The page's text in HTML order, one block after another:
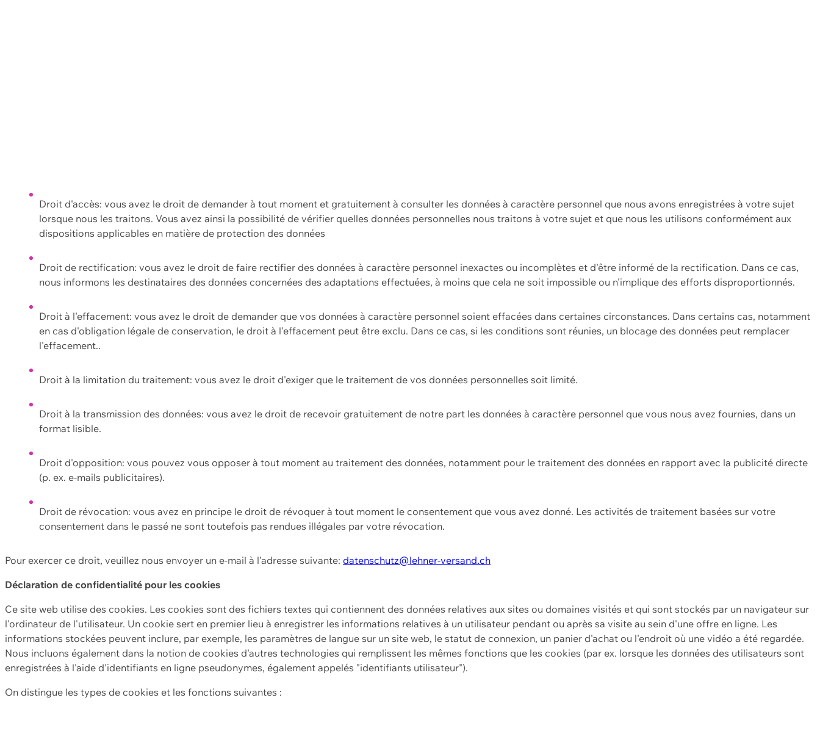
Droit d'accès: vous avez le droit de demander à tout moment et gratuitement à consulter les données à caractère personnel que nous avons enregistrées à votre sujet
lorsque nous les traitons. Vous avez ainsi la possibilité de vérifier quelles données personnelles nous traitons à votre sujet et que nous les utilisons conformément aux
dispositions applicables en matière de protection des données
Droit de rectification: vous avez le droit de faire rectifier des données à caractère personnel inexactes ou incomplètes et d'être informé de la rectification. Dans ce cas,
nous informons les destinataires des données concernées des adaptations effectuées, à moins que cela ne soit impossible ou n'implique des efforts disproportionnés.
Droit à l'effacement: vous avez le droit de demander que vos données à caractère personnel soient effacées dans certaines circonstances. Dans certains cas, notamment
en cas d'obligation légale de conservation, le droit à l'effacement peut être exclu. Dans ce cas, si les conditions sont réunies, un blocage des données peut remplacer
l'effacement..
Droit à la limitation du traitement: vous avez le droit d'exiger que le traitement de vos données personnelles soit limité.
Droit à la transmission des données: vous avez le droit de recevoir gratuitement de notre part les données à caractère personnel que vous nous avez fournies, dans un
format lisible.
Droit d'opposition: vous pouvez vous opposer à tout moment au traitement des données, notamment pour le traitement des données en rapport avec la publicité directe
(p. ex. e-mails publicitaires).
Droit de révocation: vous avez en principe le droit de révoquer à tout moment le consentement que vous avez donné. Les activités de traitement basées sur votre
consentement dans le passé ne sont toutefois pas rendues illégales par votre révocation.
Pour exercer ce droit, veuillez nous envoyer un e-mail à l'adresse suivante: datenschutz@lehner-versand.ch
Déclaration de confidentialité pour les cookies
Ce site web utilise des cookies. Les cookies sont des fichiers textes qui contiennent des données relatives aux sites ou domaines visités et qui sont stockés par un navigateur sur
l'ordinateur de l'utilisateur. Un cookie sert en premier lieu à enregistrer les informations relatives à un utilisateur pendant ou après sa visite au sein d'une offre en ligne. Les
informations stockées peuvent inclure, par exemple, les paramètres de langue sur un site web, le statut de connexion, un panier d'achat ou l'endroit où une vidéo a été regardée.
Nous incluons également dans la notion de cookies d'autres technologies qui remplissent les mêmes fonctions que les cookies (par ex. lorsque les données des utilisateurs sont
enregistrées à l'aide d'identifiants en ligne pseudonymes, également appelés "identifiants utilisateur").
On distingue les types de cookies et les fonctions suivantes :